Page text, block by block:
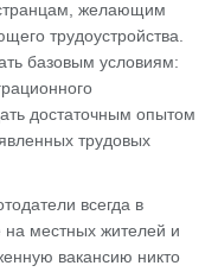
желающим
трудоустройства.
базовым условиям:
достаточным опытом
трудовых
всегда в
местных жителей и
вакансию никто